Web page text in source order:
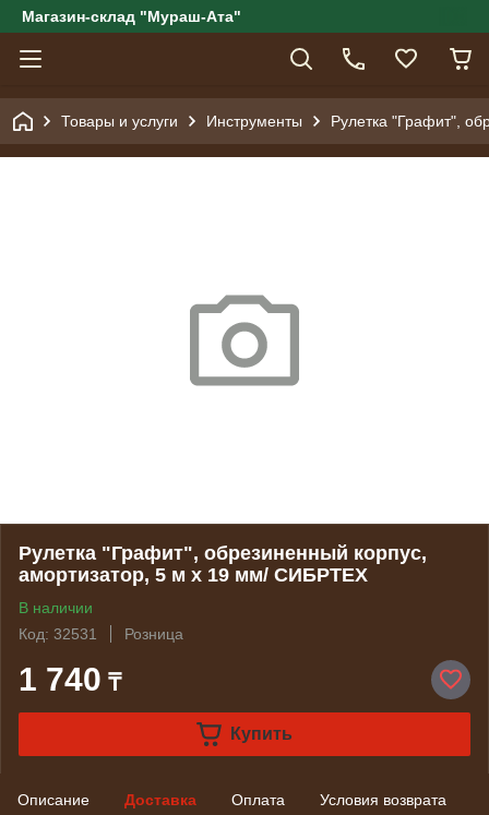
Магазин-склад "Мураш-Ата"
Товары и услуги Инструменты Рулетка "Графит",
Рулетка "Графит", обрезиненный корпус,
амортизатор, 5 м х 19 мм/ СИБРТЕХ
В наличии
Код: 32531
Розница
1 740 ₸
Купить
Описание Доставка Оплата Условия возврата